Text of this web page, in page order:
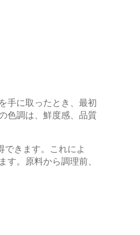
手に取ったとき、最初
色調は、鮮度感、品質
きます。これによ
。原料から調理前、